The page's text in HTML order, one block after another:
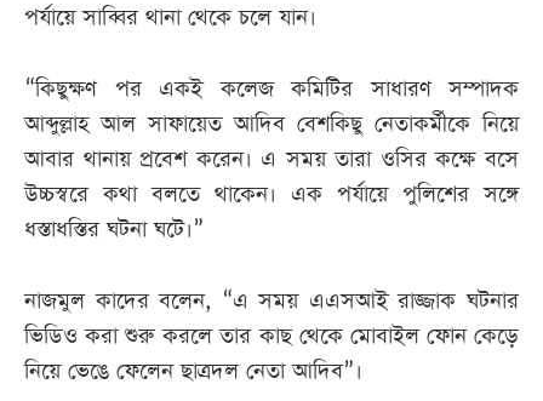
পর্যায়ে সাব্বির থানা থেকে চলে যান।
“কিছুক্ষণ পর একই কলেজ কমিটির সাধারণ সম্পাদক
আব্দুল্লাহ আল সাফায়েত আদিব বেশকিছু নেতাকর্মীকে নিয়ে
আবার থানায় প্রবেশ করেন। এ সময় তারা ওসির কক্ষে বসে
উচ্চস্বরে কথা বলতে থাকেন। এক পর্যায়ে পুলিশের সঙ্গে
ধস্তাধস্তির ঘটনা ঘটে।”
নাজমুল কাদের বলেন, “এ সময় এএসআই রাজ্জাক ঘটনার
ভিডিও করা শুরু করলে তার কাছ থেকে মোবাইল ফোন কেড়ে
নিয়ে ভেঙে ফেলেন ছাত্রদল নেতা আদিব”।